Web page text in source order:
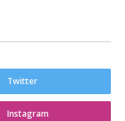
Twitter
Instagram